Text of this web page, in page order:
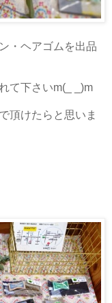
・ヘアゴムを出品
て下さいm(_ _)m
頂けたらと思いま